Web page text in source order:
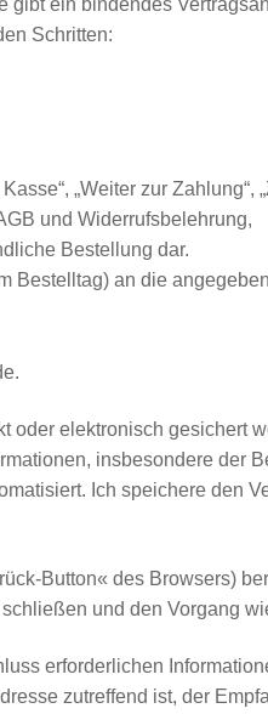
ein bindendes
Schritten:
„Weiter zur Zahlung“,
und Widerrufsbelehrung,
Bestellung dar.
Bestelltag) an die
oder elektronisch gesichert
insbesondere der
Ich speichere den
Button« des Browsers)
und den Vorgang
erforderlichen
zutreffend ist, der